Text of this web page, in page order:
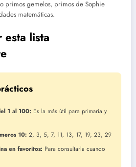
primos gemelos, primos de Sophie
matemáticas.
esta lista
1 al 100: Es la más útil para primaria y
10: 2, 3, 5, 7, 11, 13, 17, 19, 23, 29
en favoritos: Para consultarla cuando